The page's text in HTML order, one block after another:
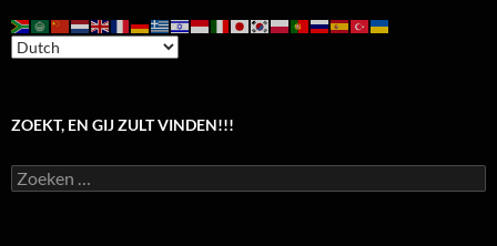
ZOEKT, EN GIJ ZULT VINDEN!!!
Zoeken
naar: